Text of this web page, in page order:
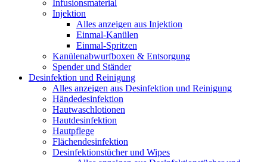
Infusionsmaterial
Injektion
Alles anzeigen aus Injektion
Einmal-Kanülen
Einmal-Spritzen
Kanülenabwurfboxen & Entsorgung
Spender und Ständer
Desinfektion und Reinigung
Alles anzeigen aus Desinfektion und Reinigung
Händedesinfektion
Hautwaschlotionen
Hautdesinfektion
Hautpflege
Flächendesinfektion
Desinfektionstücher und Wipes